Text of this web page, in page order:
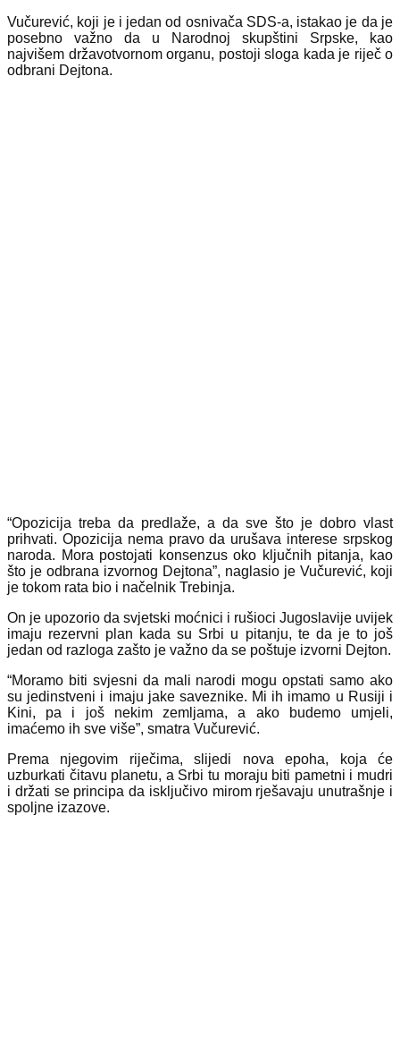
Vučurević, koji je i jedan od osnivača SDS-a, istakao je da je
posebno važno da u Narodnoj skupštini Srpske, kao
najvišem državotvornom organu, postoji sloga kada je riječ o
odbrani Dejtona.
“Opozicija treba da predlaže, a da sve što je dobro vlast
prihvati. Opozicija nema pravo da urušava interese srpskog
naroda. Mora postojati konsenzus oko ključnih pitanja, kao
što je odbrana izvornog Dejtona”, naglasio je Vučurević, koji
je tokom rata bio i načelnik Trebinja.
On je upozorio da svjetski moćnici i rušioci Jugoslavije uvijek
imaju rezervni plan kada su Srbi u pitanju, te da je to još
jedan od razloga zašto je važno da se poštuje izvorni Dejton.
“Moramo biti svjesni da mali narodi mogu opstati samo ako
su jedinstveni i imaju jake saveznike. Mi ih imamo u Rusiji i
Kini, pa i još nekim zemljama, a ako budemo umjeli,
imaćemo ih sve više”, smatra Vučurević.
Prema njegovim riječima, slijedi nova epoha, koja će
uzburkati čitavu planetu, a Srbi tu moraju biti pametni i mudri
i držati se principa da isključivo mirom rješavaju unutrašnje i
spoljne izazove.